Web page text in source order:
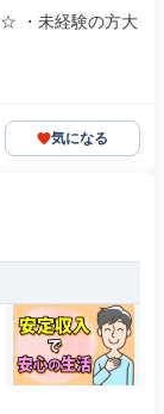
・未経験の方大
気になる